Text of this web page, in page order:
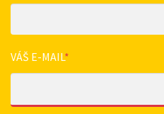
VÁŠ E-MAIL*